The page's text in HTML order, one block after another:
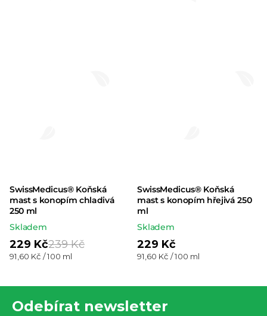
SwissMedicus® Koňská
mast s konopím chladivá
250 ml
Skladem
229 Kč239 Kč
Měrná
91,60 Kč / 100 ml
SwissMedicus® Koňská
mast s konopím hřejivá 250
ml
Skladem
229 Kč
Měrná
91,60 Kč / 100 ml
Odebírat newsletter